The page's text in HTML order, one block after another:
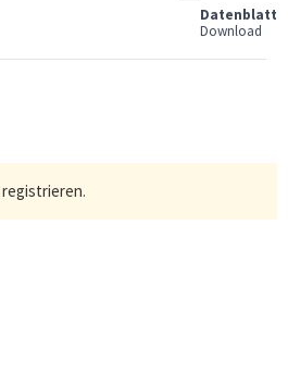
Datenblatt
Download
registrieren.